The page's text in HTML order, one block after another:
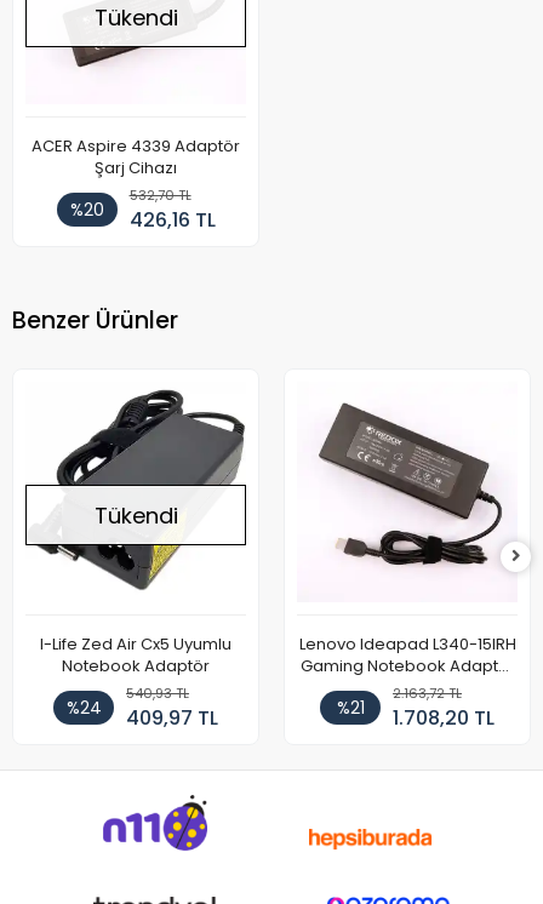
Tükendi
ACER Aspire 4339 Adaptör
Şarj Cihazı
%20
532,70 TL
426,16 TL
Benzer Ürünler
Tükendi
I-Life Zed Air Cx5 Uyumlu
Notebook Adaptör
%24
540,93 TL
409,97 TL
Lenovo Ideapad L340-15IRH
Gaming Notebook Adaptör
Cihazı Şarj Aleti (150W)
%21
2.163,72 TL
1.708,20 TL